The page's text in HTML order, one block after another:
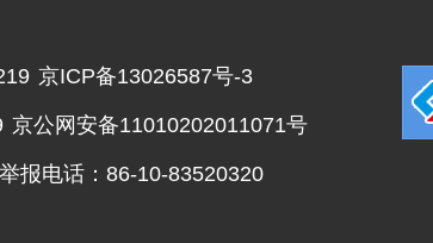
京ICP备13026587号-3
京公网安备11010202011071号
报电话：86-10-83520320